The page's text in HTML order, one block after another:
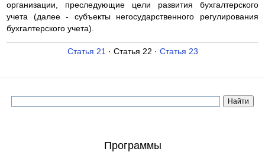
организации, преследующие цели развития бухгалтерского
учета (далее - субъекты негосударственного регулирования
бухгалтерского учета).
Статья 21 · Статья 22 · Статья 23
Программы